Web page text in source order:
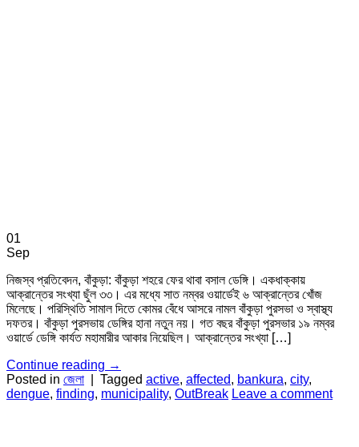
01
Sep
নিজস্ব প্রতিবেদন, বাঁকুড়া: বাঁকুড়া শহরে ফের থাবা বসাল ডেঙ্গি। একধাক্কায়
আক্রান্তের সংখ্যা ছুঁল ৩৩। এর মধ্যে সাত নম্বর ওয়ার্ডেই ৬ আক্রান্তের খোঁজ
মিলেছে। পরিস্থিতি সামাল দিতে কোমর বেঁধে আসরে নামল বাঁকুড়া পুরসভা ও স্বাস্থ্য
দফতর। বাঁকুড়া পুরসভায় ডেঙ্গির হানা নতুন নয়। গত বছর বাঁকুড়া পুরসভার ১৯ নম্বর
ওয়ার্ডে ডেঙ্গি কার্যত মহামারীর আকার নিয়েছিল। আক্রান্তের সংখ্যা […]
Continue reading →
Posted in জেলা Tagged active, affected, bankura, city,
dengue, finding, municipality, OutBreak Leave a comment